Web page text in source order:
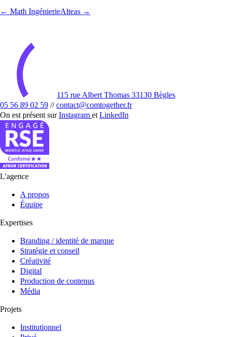
← Math IngénierieAlteas →
115 rue Albert Thomas 33130 Bègles
05 56 89 02 59 // contact@comtogether.fr
On est présent surInstagram etLinkedIn
L'agence
A propos
Équipe
Expertises
Branding / identité de marque
Stratégie et conseil
Créativité
Digital
Production de contenus
Média
Projets
Institutionnel